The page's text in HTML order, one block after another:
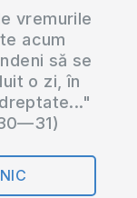
vremurile
acum
să se
o zi, în